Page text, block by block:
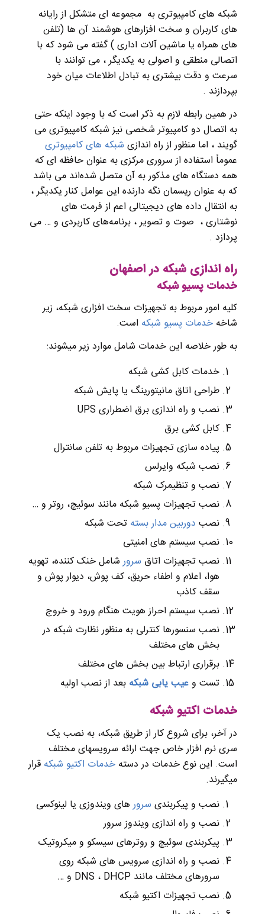
شبکه های کامپیوتری به مجموعه ای متشکل از رایانه
های کاربران و سخت افزارهای هوشمند آن ها (تلفن
های همراه یا ماشین آلات اداری ) گفته می شود که با
اتصالی منطقی و اصولی به یکدیگر ، می توانند با
سرعت و دقت بیشتری به تبادل اطلاعات میان خود
بپردازند .
در همین رابطه لازم به ذکر است که با وجود اینکه حتی
به اتصال دو کامپیوتر شخصی نیز شبکه کامپیوتری می
گویند ، اما منظور از راه اندازی شبکه های کامپیوتری
عموماً استفاده از سروری مرکزی به عنوان حافظه ای که
همه دستگاه های مذکور به آن متصل شده‌اند می باشد
که به عنوان ریسمان نگه دارنده این عوامل کنار یکدیگر ،
به انتقال داده های دیجیتالی اعم از فرمت های
نوشتاری ، صوت و تصویر ، برنامه‌های کاربردی و … می
پردازد .
راه‌ اندازی شبکه در اصفهان
خدمات پسیو شبکه
کلیه امور مربوط به تجهیزات سخت افزاری شبکه، زیر
شاخهخدمات پسیو شبکه است.
به طور خلاصه این خدمات شامل موارد زیر میشوند:
خدمات کابل کشی شبکه
طراحی اتاق مانیتورینگ یا پایش شبکه
نصب و راه اندازی برق اضطراری UPS
کابل کشی برق
پیاده سازی تجهیزات مربوط به تلفن سانترال
نصب شبکه وایرلس
نصب و تنظیمرک شبکه
نصب تجهیزات پسیو شبکه مانند سوئیچ، روتر و …
نصب دوربین مدار بسته تحت شبکه
نصب سیستم های امنیتی
نصب تجهیزات اتاق سرورشامل خنک کننده، تهویه
هوا، اعلام و اطفاء حریق، کف پوش، دیوار پوش و
سقف کاذب
نصب سیستم احراز هویت هنگام ورود و خروج
نصب سنسورها کنترلی به منظور نظارت شبکه در
بخش های مختلف
برقراری ارتباط بین بخش های مختلف
تست وعیب یابی شبکه بعد از نصب اولیه
خدمات اکتیو شبکه
در آخر، برای شروع کار از طریق شبکه، به نصب یک
سری نرم افزار خاص جهت ارائه سرویسهای مختلف
است. این نوع خدمات در دستهخدمات اکتیو شبکه قرار
میگیرند.
نصب و پیکربندی سرورهای ویندوزی یا لینوکسی
نصب و راه اندازی ویندوز سرور
پیکربندی سوئیچ و روترهای سیسکو و میکروتیک
نصب و راه اندازی سرویس های شبکه روی
سرورهای مختلف مانند DNS ، DHCP و …
نصب تجهیزات اکتیو شبکه